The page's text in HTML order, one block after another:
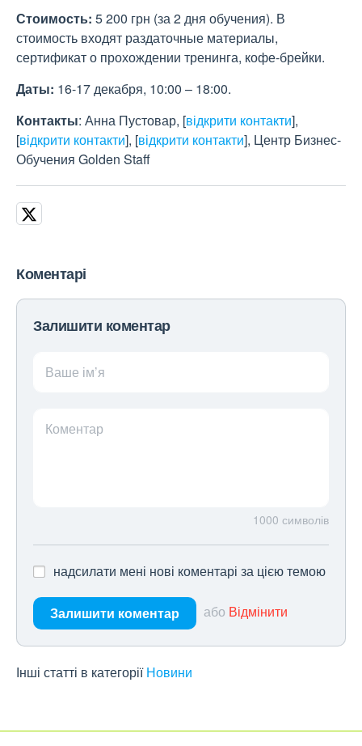
Стоимость: 5 200 грн (за 2 дня обучения). В
стоимость входят раздаточные материалы,
сертификат о прохождении тренинга, кофе-брейки.
Даты: 16-17 декабря, 10:00 – 18:00.
Контакты: Анна Пустовар, [відкрити контакти],
[відкрити контакти], [відкрити контакти], Центр Бизнес-
Обучения Golden Staff
Коментарі
Залишити коментар
Ваше ім’я
Коментар
1000 символів
надсилати мені нові коментарі за цією темою
Залишити коментар або Відмінити
Інші статті в категорії Новини